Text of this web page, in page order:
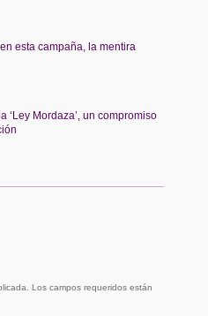
esta campaña, la mentira
‘Ley Mordaza’, un compromiso
Los campos requeridos están